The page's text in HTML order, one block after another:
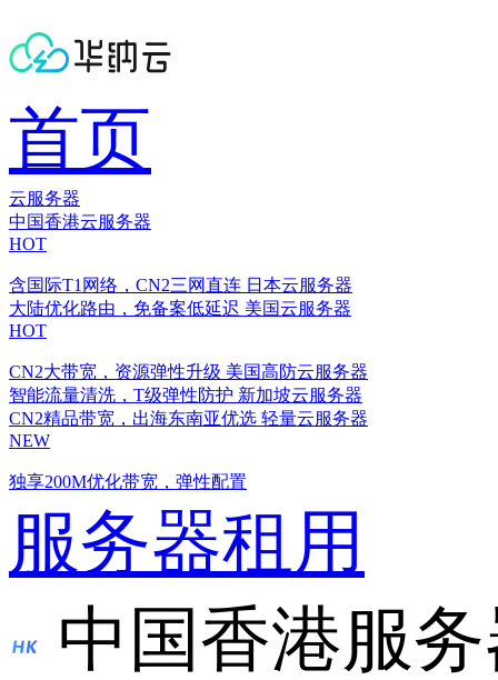
首页
云服务器
中国香港云服务器
HOT
含国际T1网络，CN2三网直连 日本云服务器
大陆优化路由，免备案低延迟 美国云服务器
HOT
CN2大带宽，资源弹性升级 美国高防云服务器
智能流量清洗，T级弹性防护 新加坡云服务器
CN2精品带宽，出海东南亚优选 轻量云服务器
NEW
独享200M优化带宽，弹性配置
服务器租用
中国香港服